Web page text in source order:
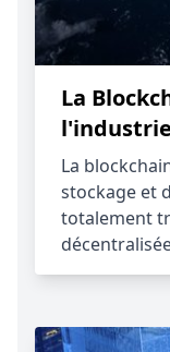
La
La
stockage et
totalement